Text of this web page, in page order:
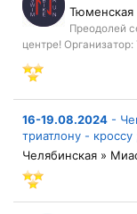
Тюменская
Преодолей
центре! Организатор:
16-19.08.2024 -
триатлону -
Челябинская »